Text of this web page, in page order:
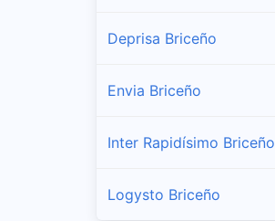
Deprisa Briceño
Envia Briceño
Inter Rapidísimo Briceño
Logysto Briceño